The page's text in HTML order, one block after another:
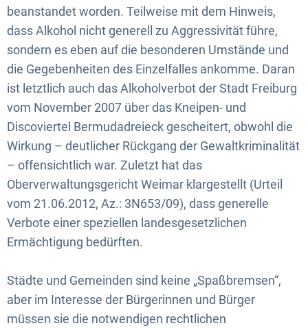
beanstandet worden. Teilweise mit dem Hinweis,
dass Alkohol nicht generell zu Aggressivität führe,
sondern es eben auf die besonderen Umstände und
die Gegebenheiten des Einzelfalles ankomme. Daran
ist letztlich auch das Alkoholverbot der Stadt Freiburg
vom November 2007 über das Kneipen- und
Discoviertel Bermudadreieck gescheitert, obwohl die
Wirkung – deutlicher Rückgang der Gewaltkriminalität
– offensichtlich war. Zuletzt hat das
Oberverwaltungsgericht Weimar klargestellt (Urteil
vom 21.06.2012, Az.: 3N653/09), dass generelle
Verbote einer speziellen landesgesetzlichen
Ermächtigung bedürften.
Städte und Gemeinden sind keine „Spaßbremsen“,
aber im Interesse der Bürgerinnen und Bürger
müssen sie die notwendigen rechtlichen